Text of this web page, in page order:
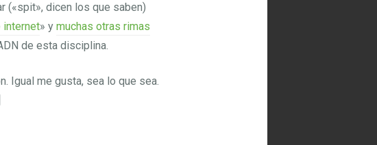
(«spit», dicen los que saben)
internet» y muchas otras rimas
de esta disciplina.
Igual me gusta, sea lo que sea.